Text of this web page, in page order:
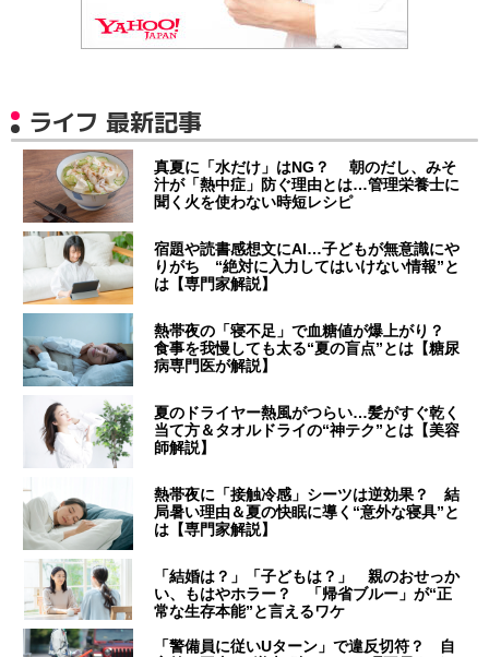
ライフ 最新記事
真夏に「水だけ」はNG？ 朝のだし、みそ
汁が「熱中症」防ぐ理由とは…管理栄養士に
聞く火を使わない時短レシピ
宿題や読書感想文にAI…子どもが無意識にや
りがち “絶対に入力してはいけない情報”と
は【専門家解説】
熱帯夜の「寝不足」で血糖値が爆上がり？
食事を我慢しても太る“夏の盲点”とは【糖尿
病専門医が解説】
夏のドライヤー熱風がつらい…髪がすぐ乾く
当て方＆タオルドライの“神テク”とは【美容
師解説】
熱帯夜に「接触冷感」シーツは逆効果？ 結
局暑い理由＆夏の快眠に導く“意外な寝具”と
は【専門家解説】
「結婚は？」「子どもは？」 親のおせっか
い、もはやホラー？ 「帰省ブルー」が“正
常な生存本能”と言えるワケ
「警備員に従いUターン」で違反切符？ 自